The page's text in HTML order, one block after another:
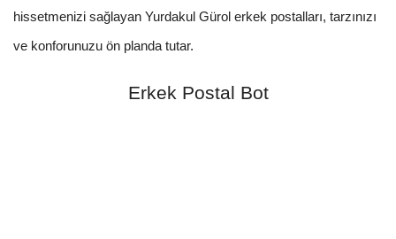
hissetmenizi sağlayan Yurdakul Gürol erkek postalları, tarzınızı
ve konforunuzu ön planda tutar.
Erkek Postal Bot